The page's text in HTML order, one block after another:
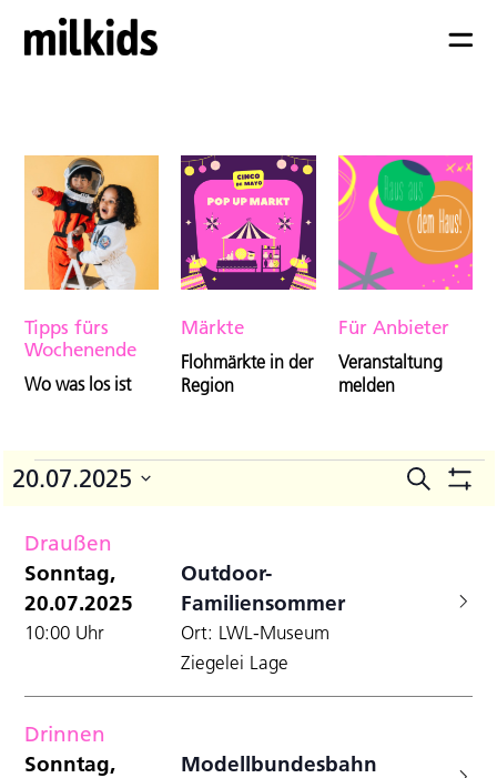
Tipps fürs
Wochenende
Wo was los ist
Märkte
Flohmärkte in der
Region
Für Anbieter
Veranstaltung
melden
Veranstaltungen
für
Sonntag,
20.07.2025
Suche
20.07.2025
Draußen
Sonntag,
20.07.2025
Outdoor-
Familiensommer
10:00 Uhr
Ort: LWL-Museum
Ziegelei Lage
Drinnen
Sonntag,
Modellbundesbahn